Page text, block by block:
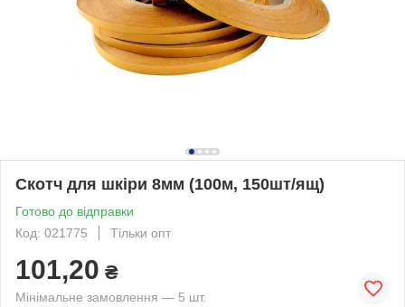
Скотч для шкіри 8мм (100м, 150шт/ящ)
Готово до відправки
Код: 021775
Тільки опт
101,20 ₴
Мінімальне замовлення — 5 шт.